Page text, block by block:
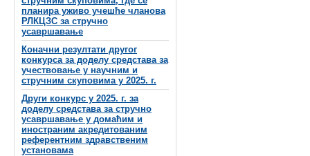
планира уживо учешће чланова
РЛКЦЗС за стручно
усавршавање
Коначни резултати другог
конкурса за доделу средстава за
учествовање у научним и
стручним скуповима у 2025. г.
Други конкурс у 2025. г. за
доделу средстава за стручно
усавршавање у домаћим и
иностраним акредитованим
референтним здравственим
установама